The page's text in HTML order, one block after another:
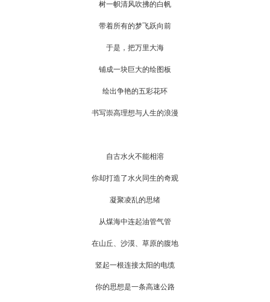
树一帜清风吹拂的白帆
带着所有的梦飞跃向前
于是，把万里大海
铺成一块巨大的绘图板
绘出争艳的五彩花环
书写崇高理想与人生的浪漫
自古水火不能相溶
你却打造了水火同生的奇观
凝聚凌乱的思绪
从煤海中连起油管气管
在山丘、沙漠、草原的腹地
竖起一根连接太阳的电缆
你的思想是一条高速公路